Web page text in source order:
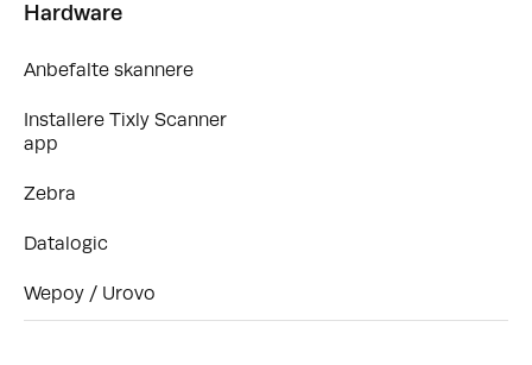
Hardware
Anbefalte skannere
Installere Tixly Scanner
app
Zebra
Datalogic
Wepoy / Urovo